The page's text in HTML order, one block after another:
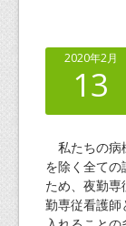
2020年2月
13
私たちの病
を除く全て
ため、夜勤
勤専従看護師